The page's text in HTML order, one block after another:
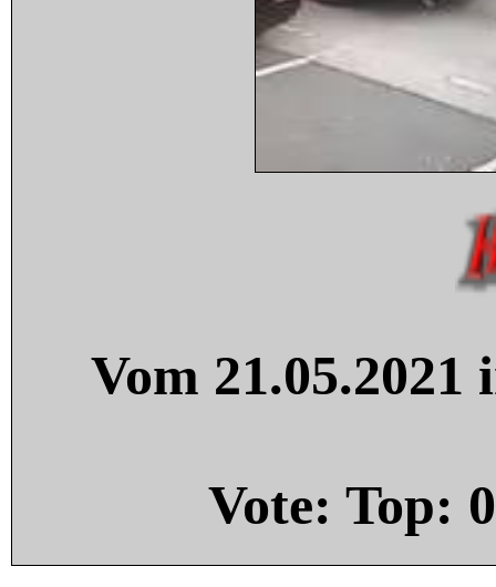
Vom
Vote: Top: 0